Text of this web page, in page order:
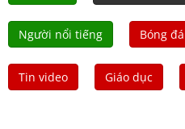
Người nổi tiếng Bóng đá
Tin video Giáo dục